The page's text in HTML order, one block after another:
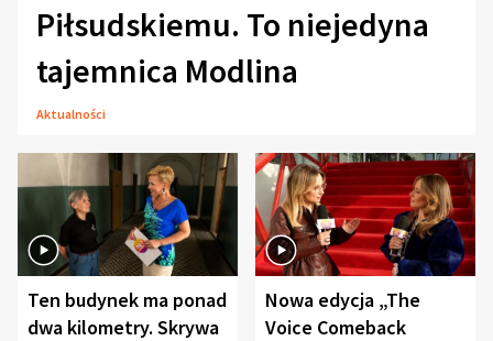
Piłsudskiemu. To niejedyna
tajemnica Modlina
Aktualności
Ten budynek ma ponad
dwa kilometry. Skrywa
Nowa edycja „The
Voice Comeback